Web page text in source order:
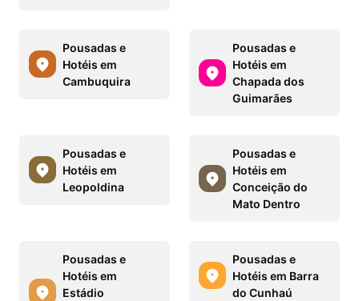
Pousadas e
Hotéis em
Cambuquira
Pousadas e
Hotéis em
Chapada dos
Guimarães
Pousadas e
Hotéis em
Leopoldina
Pousadas e
Hotéis em
Conceição do
Mato Dentro
Pousadas e
Hotéis em
Estádio
Pousadas e
Hotéis em Barra
do Cunhaú